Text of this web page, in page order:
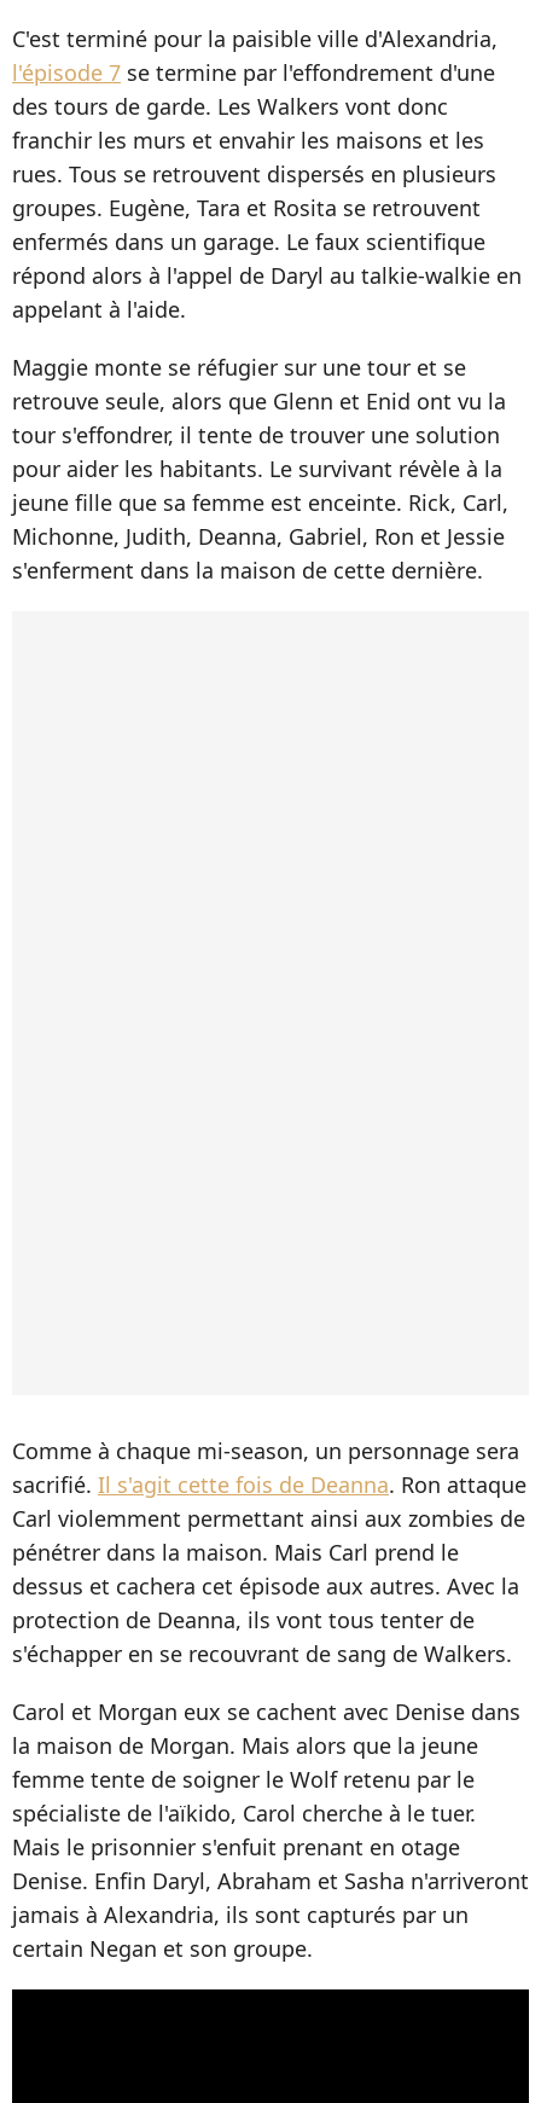
C'est terminé pour la paisible ville d'Alexandria,
l'épisode 7 se termine par l'effondrement d'une
des tours de garde. Les Walkers vont donc
franchir les murs et envahir les maisons et les
rues. Tous se retrouvent dispersés en plusieurs
groupes. Eugène, Tara et Rosita se retrouvent
enfermés dans un garage. Le faux scientifique
répond alors à l'appel de Daryl au talkie-walkie en
appelant à l'aide.
Maggie monte se réfugier sur une tour et se
retrouve seule, alors que Glenn et Enid ont vu la
tour s'effondrer, il tente de trouver une solution
pour aider les habitants. Le survivant révèle à la
jeune fille que sa femme est enceinte. Rick, Carl,
Michonne, Judith, Deanna, Gabriel, Ron et Jessie
s'enferment dans la maison de cette dernière.
Comme à chaque mi-season, un personnage sera
sacrifié. Il s'agit cette fois de Deanna. Ron attaque
Carl violemment permettant ainsi aux zombies de
pénétrer dans la maison. Mais Carl prend le
dessus et cachera cet épisode aux autres. Avec la
protection de Deanna, ils vont tous tenter de
s'échapper en se recouvrant de sang de Walkers.
Carol et Morgan eux se cachent avec Denise dans
la maison de Morgan. Mais alors que la jeune
femme tente de soigner le Wolf retenu par le
spécialiste de l'aïkido, Carol cherche à le tuer.
Mais le prisonnier s'enfuit prenant en otage
Denise. Enfin Daryl, Abraham et Sasha n'arriveront
jamais à Alexandria, ils sont capturés par un
certain Negan et son groupe.